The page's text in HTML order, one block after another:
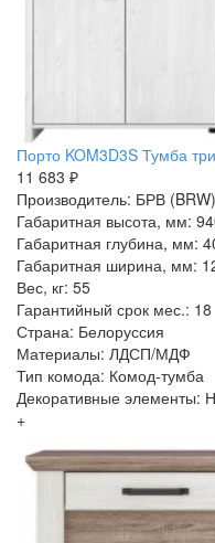
Порто KOM3D3S Тумба
11 683 ₽
Производитель: БРВ (BRW)
Габаритная высота, мм:
Габаритная глубина, мм:
Габаритная ширина, мм:
Вес, кг: 55
Гарантийный срок мес.: 18
Страна: Белоруссия
Материалы: ЛДСП/МДФ
Тип комода: Комод-тумба
Декоративные элементы:
+